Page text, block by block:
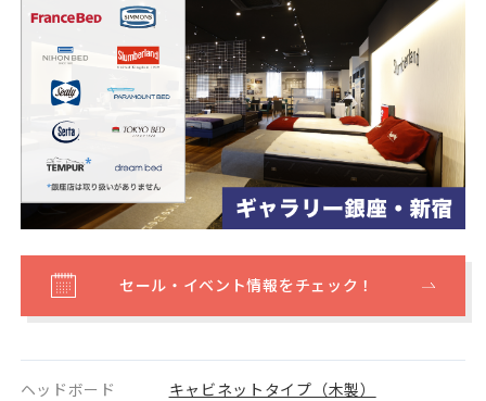
セール・イベント情報をチェック！
ヘッドボード キャビネットタイプ（木製）